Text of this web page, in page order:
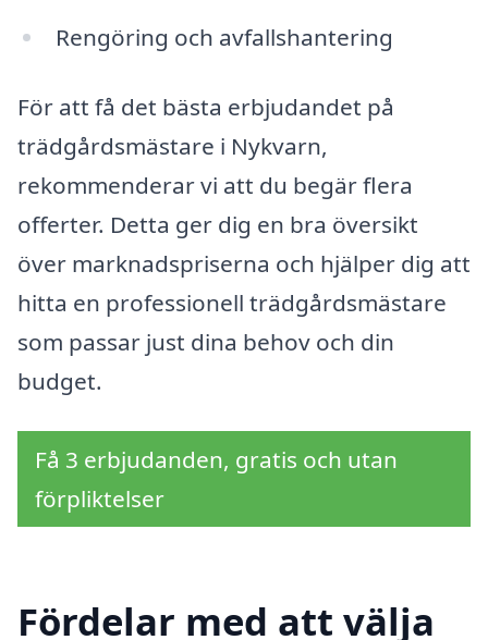
Rengöring och avfallshantering
För att få det bästa erbjudandet på
trädgårdsmästare i Nykvarn,
rekommenderar vi att du begär flera
offerter. Detta ger dig en bra översikt
över marknadspriserna och hjälper dig att
hitta en professionell trädgårdsmästare
som passar just dina behov och din
budget.
Få 3 erbjudanden, gratis och utan
förpliktelser
Fördelar med att välja